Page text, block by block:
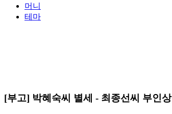
머니
테마
[부고] 박혜숙씨 별세 - 최종선씨 부인상